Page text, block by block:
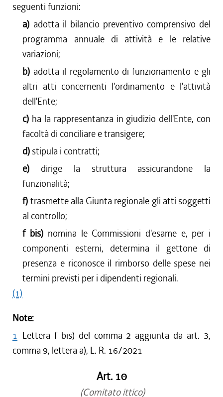
seguenti funzioni:
a) adotta il bilancio preventivo comprensivo del
programma annuale di attività e le relative
variazioni;
b) adotta il regolamento di funzionamento e gli
altri atti concernenti l'ordinamento e l'attività
dell'Ente;
c) ha la rappresentanza in giudizio dell'Ente, con
facoltà di conciliare e transigere;
d) stipula i contratti;
e) dirige la struttura assicurandone la
funzionalità;
f) trasmette alla Giunta regionale gli atti soggetti
al controllo;
f bis) nomina le Commissioni d'esame e, per i
componenti esterni, determina il gettone di
presenza e riconosce il rimborso delle spese nei
termini previsti per i dipendenti regionali.
(1)
Note:
1 Lettera f bis) del comma 2 aggiunta da art. 3,
comma 9, lettera a), L. R. 16/2021
Art. 10
(Comitato ittico)